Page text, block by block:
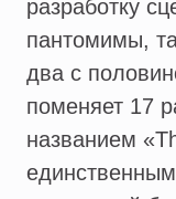
разработку
пантомимы,
два с
поменяет 17
названием